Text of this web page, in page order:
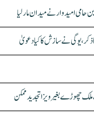
حامی امیدوار نے میدان مار لیا
یوگی نے سازش کا کیا دعویٰ